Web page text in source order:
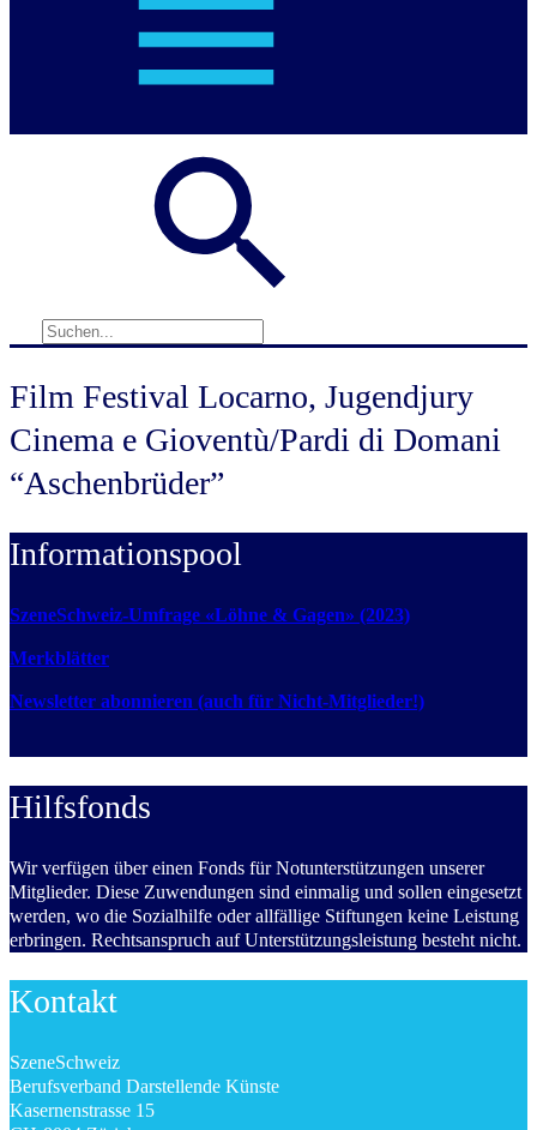
Film Festival Locarno, Jugendjury
Cinema e Gioventù/Pardi di Domani
“Aschenbrüder”
Informationspool
SzeneSchweiz-Umfrage «Löhne & Gagen» (2023)
Merkblätter
Newsletter abonnieren (auch für Nicht-Mitglieder!)
Hilfsfonds
Wir verfügen über einen Fonds für Notunterstützungen unserer
Mitglieder. Diese Zuwendungen sind einmalig und sollen eingesetzt
werden, wo die Sozialhilfe oder allfällige Stiftungen keine Leistung
erbringen. Rechtsanspruch auf Unterstützungsleistung besteht nicht.
Kontakt
SzeneSchweiz
Berufsverband Darstellende Künste
Kasernenstrasse 15